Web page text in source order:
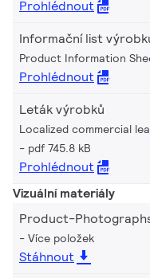
Prohlédnout
Informační list
Product Information
Prohlédnout
Leták výrobků
Localized commercial
pdf 745.8 kB
Prohlédnout
Vizuální materiály
Product-
Více položek
Stáhnout